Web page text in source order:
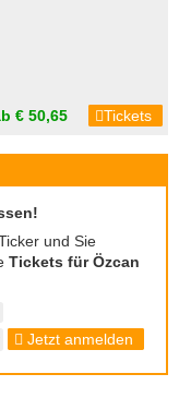
€ 50,65 Tickets
und Sie
Tickets für Özcan
Jetzt anmelden